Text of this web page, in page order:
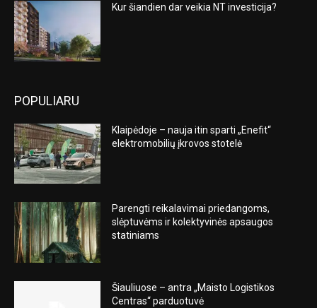
Kur šiandien dar veikia NT investicija?
POPULIARU
Klaipėdoje – nauja itin sparti „Enefit“
elektromobilių įkrovos stotelė
Parengti reikalavimai priedangoms,
slėptuvėms ir kolektyvinės apsaugos
statiniams
Šiauliuose – antra „Maisto Logistikos
Centras“ parduotuvė